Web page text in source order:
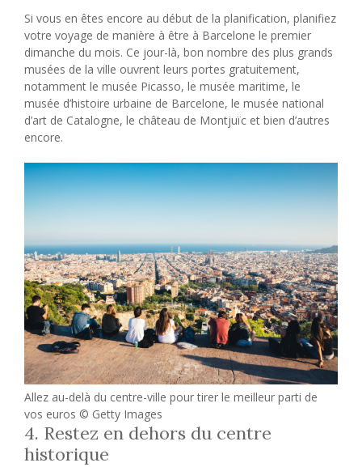
Si vous en êtes encore au début de la planification, planifiez
votre voyage de manière à être à Barcelone le premier
dimanche du mois. Ce jour-là, bon nombre des plus grands
musées de la ville ouvrent leurs portes gratuitement,
notamment le musée Picasso, le musée maritime, le
musée d’histoire urbaine de Barcelone, le musée national
d’art de Catalogne, le château de Montjuïc et bien d’autres
encore.
Allez au-delà du centre-ville pour tirer le meilleur parti de
vos euros © Getty Images
4. Restez en dehors du centre
historique